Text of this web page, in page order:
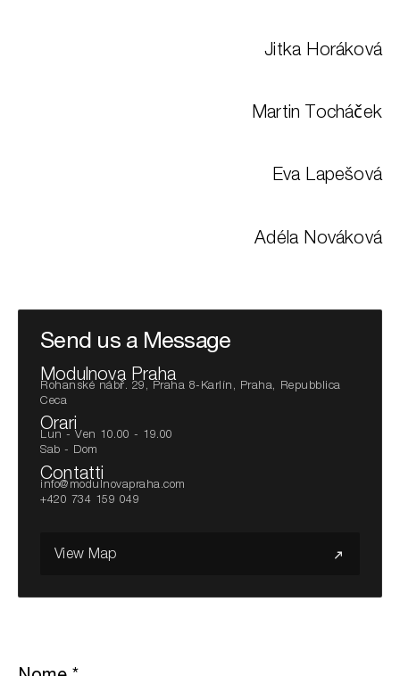
Jitka Horáková
Martin Tocháček
Eva Lapešová
Adéla Nováková
Send us a Message
Modulnova Praha
Rohanské nábř. 29, Praha 8-Karlín, Praha, Repubblica
Ceca
Orari
Lun - Ven 10.00 - 19.00
Sab - Dom
Contatti
info@modulnovapraha.com
+420 734 159 049
View Map